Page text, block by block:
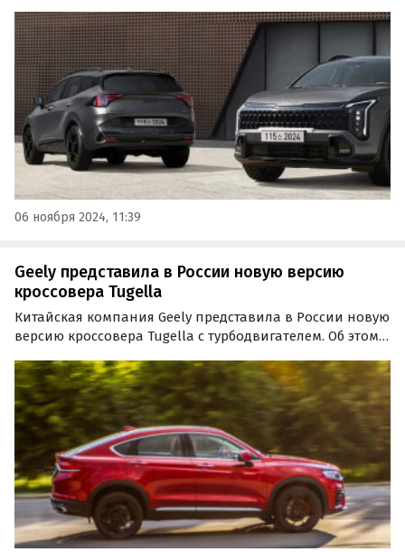
изменения в салоне.
06 ноября 2024, 11:39
Geely представила в России новую версию
кроссовера Tugella
Китайская компания Geely представила в России новую
версию кроссовера Tugella с турбодвигателем. Об этом
службу марки. Новый для РФ 2,0-литровый силовой
агрегат обладает мощностью в 200 л. с.